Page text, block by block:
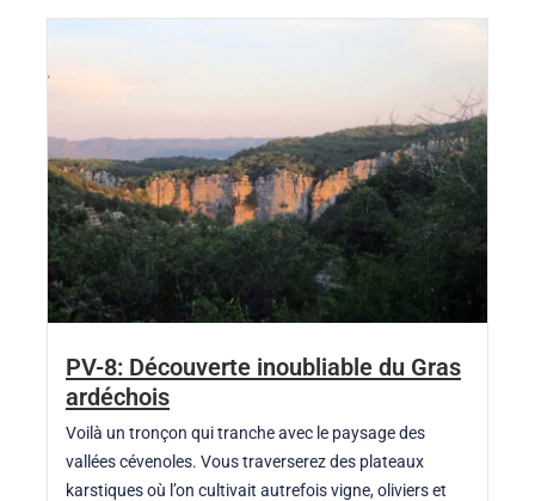
PV-8: Découverte inoubliable du Gras
ardéchois
Voilà un tronçon qui tranche avec le paysage des
vallées cévenoles. Vous traverserez des plateaux
karstiques où l’on cultivait autrefois vigne, oliviers et